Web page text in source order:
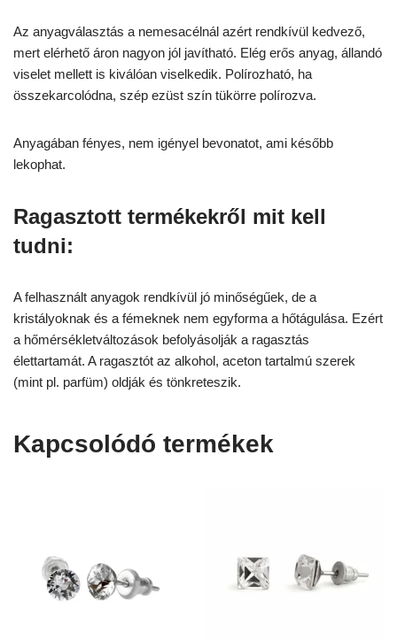
Az anyagválasztás a nemesacélnál azért rendkívül kedvező,
mert elérhető áron nagyon jól javítható. Elég erős anyag, állandó
viselet mellett is kiválóan viselkedik. Polírozható, ha
összekarcolódna, szép ezüst szín tükörre polírozva.
Anyagában fényes, nem igényel bevonatot, ami később
lekophat.
Ragasztott termékekről mit kell
tudni:
A felhasznált anyagok rendkívül jó minőségűek, de a
kristályoknak és a fémeknek nem egyforma a hőtágulása. Ezért
a hőmérsékletváltozások befolyásolják a ragasztás
élettartamát. A ragasztót az alkohol, aceton tartalmú szerek
(mint pl. parfüm) oldják és tönkreteszik.
Kapcsolódó termékek